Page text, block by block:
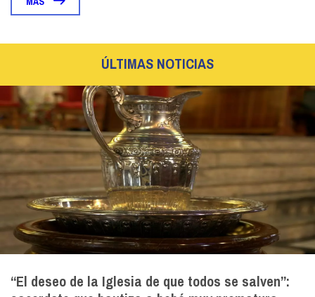
ÚLTIMAS NOTICIAS
“El deseo de la Iglesia de que todos se salven”: